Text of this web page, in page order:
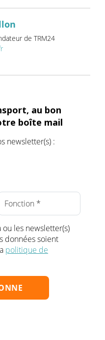
de TRM24
au bon
boîte mail
newsletter(s) :
ou les newsletter(s)
données soient
politique de